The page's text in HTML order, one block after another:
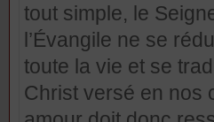
tout simple, le
l’Évangile ne se
toute la vie et se
Christ versé en nos